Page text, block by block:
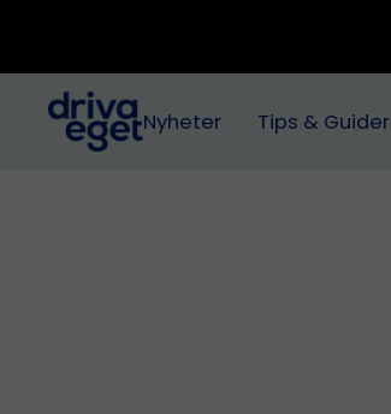
Nyheter Tips & Guider